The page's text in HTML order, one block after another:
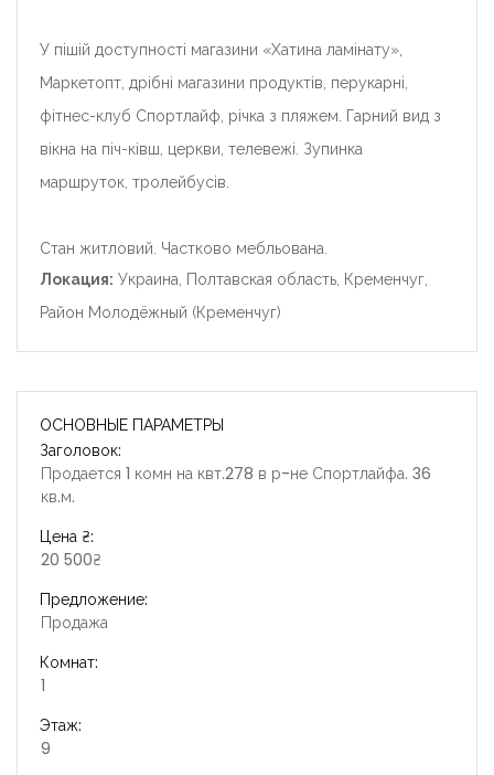
У пішій доступності магазини «Хатина ламінату»,
Маркетопт, дрібні магазини продуктів, перукарні,
фітнес-клуб Спортлайф, річка з пляжем.
Гарний вид з
вікна на піч-ківш, церкви, телевежі. Зупинка
маршруток, тролейбусів.
Стан житловий. Частково мебльована.
Локация: Украина, Полтавская область, Кременчуг,
Район Молодёжный (Кременчуг)
ОСНОВНЫЕ ПАРАМЕТРЫ
Заголовок:
Продается 1 комн на квт.278 в р-не Спортлайфа. 36
кв.м.
Цена ₴:
20 500₴
Предложение:
Продажа
Комнат:
1
Этаж:
9